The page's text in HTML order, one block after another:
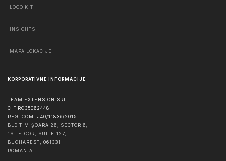
LOGO KIT
INSIGHTS
MAPA LOKACIJE
KORPORATIVNE INFORMACIJE
TEAM EXTENSION SRL
CIF RO35062448
REG. COM. J40/11836/2015
BLD TIMIȘOARA 26, SECTOR 6,
1ST FLOOR, SUITE 127,
BUCHAREST
061331
ROMANIA